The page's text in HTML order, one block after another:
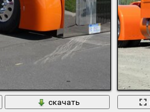
скачать